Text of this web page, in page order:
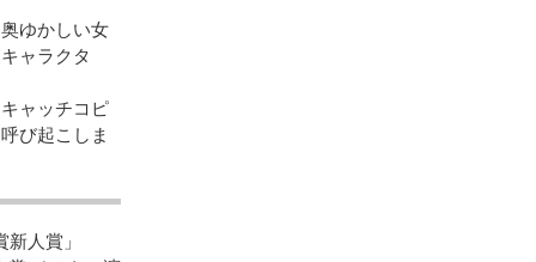
ゆかしい女
ャラクタ
ャッチコピ
び起こしま
人賞」